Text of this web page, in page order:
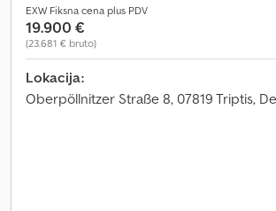
EXW Fiksna cena plus PDV
19.900 €
(23.681 € bruto)
Lokacija:
Oberpöllnitzer Straße 8, 07819 Triptis,